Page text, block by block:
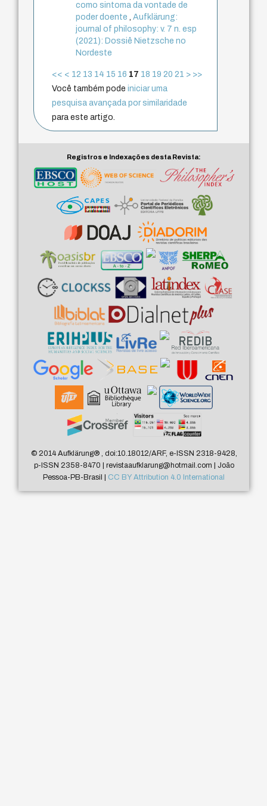
como sintoma da vontade de
poder doente,Aufklärung:
journal of philosophy: v. 7 n. esp
(2021): Dossiê Nietzsche no
Nordeste
<< < 12 13 14 15 16 17 18 19 20 21 > >>
Você também podeiniciar uma
pesquisa avançada por similaridade
para este artigo.
Registros e Indexações desta Revista:
© 2014 Aufklärung®, doi:10.18012/ARF, e-ISSN 2318-9428,
p-ISSN 2358-8470 | revistaaufklarung@hotmail.com | João
Pessoa-PB-Brasil | CC BY Attribution 4.0 International